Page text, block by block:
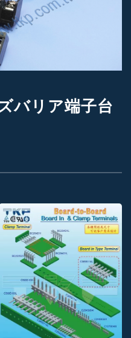
バリア端子台